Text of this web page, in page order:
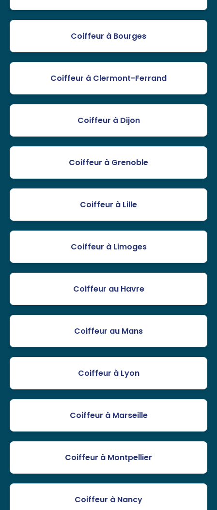
Coiffeur à Bourges
Coiffeur à Clermont-Ferrand
Coiffeur à Dijon
Coiffeur à Grenoble
Coiffeur à Lille
Coiffeur à Limoges
Coiffeur au Havre
Coiffeur au Mans
Coiffeur à Lyon
Coiffeur à Marseille
Coiffeur à Montpellier
Coiffeur à Nancy